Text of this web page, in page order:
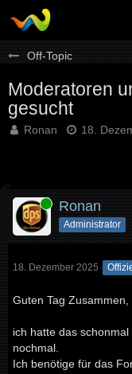
Off-Topic
Moderatoren
gesucht
Ronan 18.
Online Ronan
Administrator
18. Dezember 2025
Guten Tag Zusammen,
ich hatte das
nochmal.
Ich benötige für das